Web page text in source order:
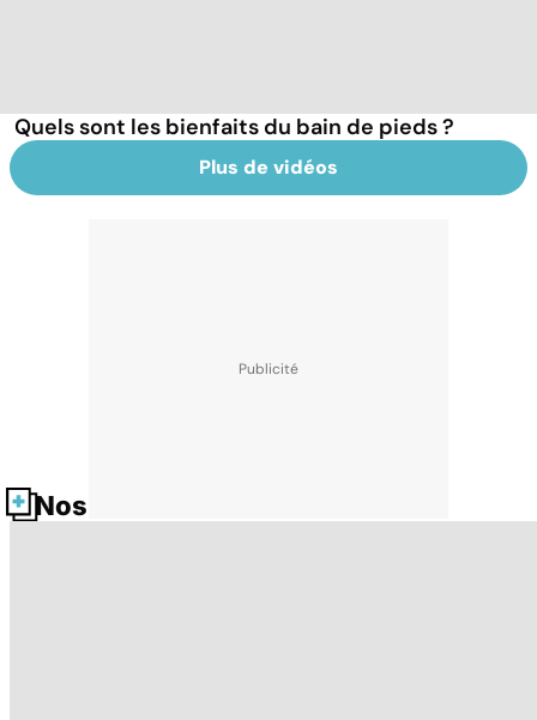
Quels sont les bienfaits du bain de pieds ?
Plus de vidéos
Nos fiches santé